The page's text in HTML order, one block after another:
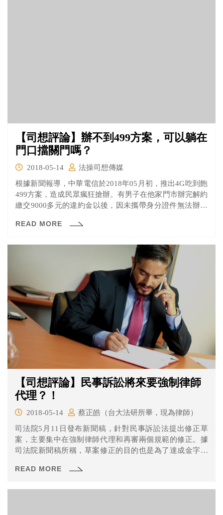
【司想評論】辦不到499方案，可以躺在
門口擋關門嗎？
2018-05-14
法操司想傳媒
根據新聞報導，中華電信於2018年05月初，推出4G吃到飽
499方案，造成民眾瘋狂搶辦。有男子在他家門市辦完解約
繳交9000多元的違約金以後，因未攜帶身分證件無法辦理
國毀滅》希特勒發飆畫面拿出來惡搞，「笑」果十足。
READ MORE
【司想評論】民事訴訟將來要強制律師
代理？！
2018-05-14
蔡正皓（台大法研所畢，現為律師）
司法院5月11日發布新聞稿，針對民事訴訟法提出修正草
案，主要集中在強制律師代理和再審兩個規範的修正。據
司法院新聞稿所稱，草案修正的目的也是為了達成金字塔
麼？可能帶來什麼影響呢？本文以下將簡易評析。
READ MORE